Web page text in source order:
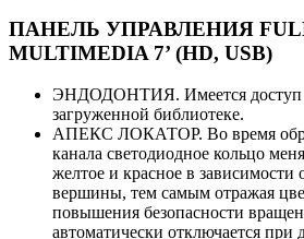
ПАНЕЛЬ УПРАВЛЕНИЯ
MULTIMEDIA 7’ (HD, USB)
ЭНДОДОНТИЯ. Имеется доступ
загруженной библиотеке.
АПЕКС ЛОКАТОР. Во время
канала светодиодное кольцо
желтое и красное в зависимости
вершины, тем самым отражая
повышения безопасности
автоматически отключается при